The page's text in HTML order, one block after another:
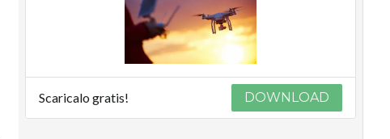
Scaricalo gratis! DOWNLOAD